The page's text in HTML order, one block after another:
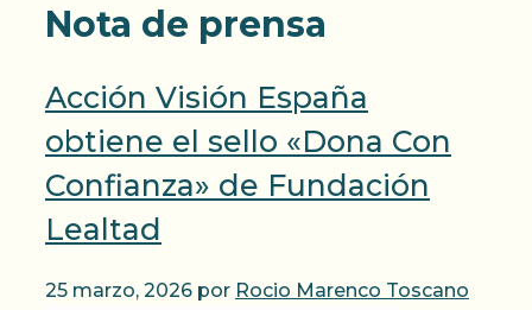
Nota de prensa
Acción Visión España
obtiene el sello «Dona Con
Confianza» de Fundación
Lealtad
25 marzo, 2026 por Rocio Marenco Toscano